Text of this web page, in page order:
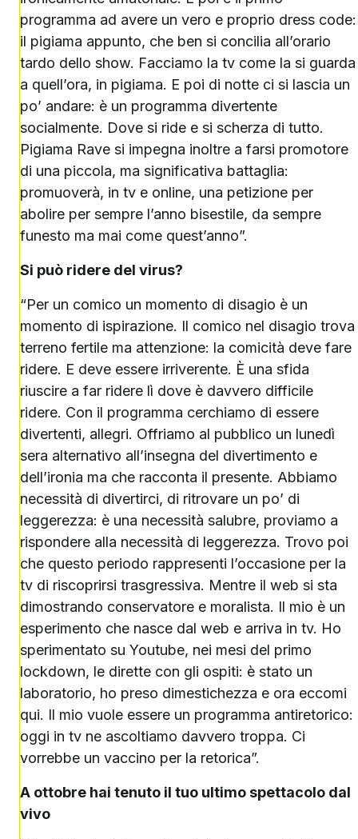
programma ad avere un vero e proprio dress code:
il pigiama appunto, che ben si concilia all’orario
tardo dello show. Facciamo la tv come la si guarda
a quell’ora, in pigiama. E poi di notte ci si lascia un
po’ andare: è un programma divertente
socialmente. Dove si ride e si scherza di tutto.
Pigiama Rave si impegna inoltre a farsi promotore
di una piccola, ma significativa battaglia:
promuoverà, in tv e online, una petizione per
abolire per sempre l’anno bisestile, da sempre
funesto ma mai come quest’anno”.
Si può ridere del virus?
“Per un comico un momento di disagio è un
momento di ispirazione. Il comico nel disagio trova
terreno fertile ma attenzione: la comicità deve fare
ridere. E deve essere irriverente. È una sfida
riuscire a far ridere lì dove è davvero difficile
ridere. Con il programma cerchiamo di essere
divertenti, allegri. Offriamo al pubblico un lunedì
sera alternativo all’insegna del divertimento e
dell’ironia ma che racconta il presente. Abbiamo
necessità di divertirci, di ritrovare un po’ di
leggerezza: è una necessità salubre, proviamo a
rispondere alla necessità di leggerezza. Trovo poi
che questo periodo rappresenti l’occasione per la
tv di riscoprirsi trasgressiva. Mentre il web si sta
dimostrando conservatore e moralista. Il mio è un
esperimento che nasce dal web e arriva in tv. Ho
sperimentato su Youtube, nei mesi del primo
lockdown, le dirette con gli ospiti: è stato un
laboratorio, ho preso dimestichezza e ora eccomi
qui. Il mio vuole essere un programma antiretorico:
oggi in tv ne ascoltiamo davvero troppa. Ci
vorrebbe un vaccino per la retorica”.
A ottobre hai tenuto il tuo ultimo spettacolo dal
vivo